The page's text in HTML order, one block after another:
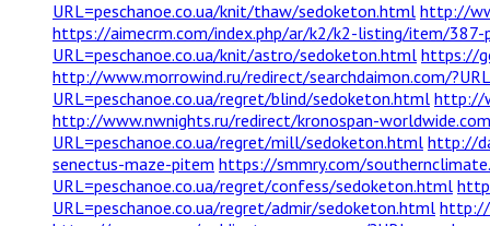
URL=peschanoe.co.ua/knit/thaw/sedoketon.html http://
https://aimecrm.com/index.php/ar/k2/k2-listing/item/387-
URL=peschanoe.co.ua/knit/astro/sedoketon.html https://
http://www.morrowind.ru/redirect/searchdaimon.com/
URL=peschanoe.co.ua/regret/blind/sedoketon.html http://
http://www.nwnights.ru/redirect/kronospan-
URL=peschanoe.co.ua/regret/mill/sedoketon.html http://
senectus-maze-pitem https://smmry.com/
URL=peschanoe.co.ua/regret/confess/sedoketon.html
URL=peschanoe.co.ua/regret/admir/sedoketon.html http://